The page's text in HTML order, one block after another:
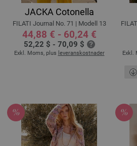
JACKA Cotonella
FILATI Journal No. 71 | Modell 13
44,88 € - 60,24 €
52,22 $ - 70,09 $
Exkl. Moms, plus leveranskostnader Exkl.